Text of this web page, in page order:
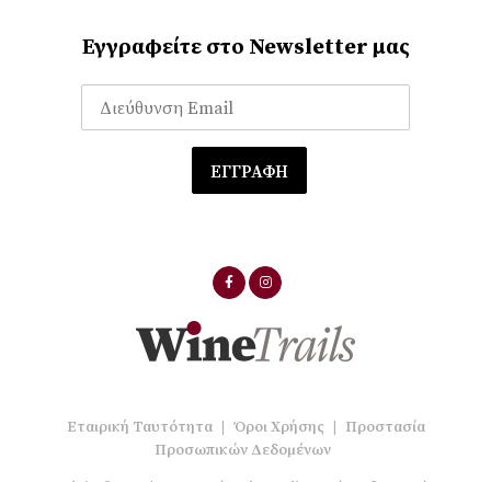
Εγγραφείτε στο Newsletter μας
Εταιρική Ταυτότητα Όροι Χρήσης
Προστασία
Προσωπικών Δεδομένων